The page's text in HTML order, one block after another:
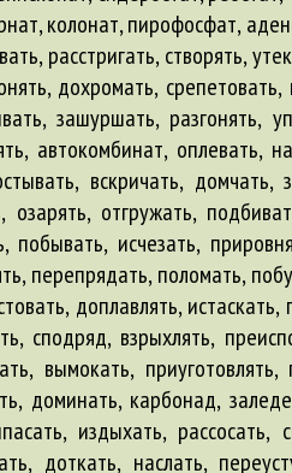
колонат, пирофосфат,
расстригать, створять,
дохромать,
зашуршать, разгонять,
автокомбинат, оплевать,
вскричать,
отгружать,
побывать, исчезать,
перепрядать, поломать,
доплавлять,
сподряд, взрыхлять,
вымокать,
доминать, карбонад,
издыхать,
доткать, наслать,